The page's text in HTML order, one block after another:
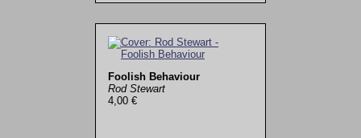
Foolish Behaviour
Rod Stewart
4,00 €